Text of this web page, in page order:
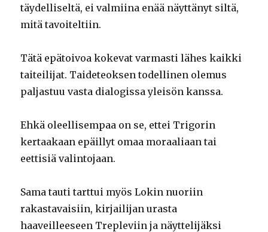
täydelliseltä, ei valmiina enää näyttänyt siltä,
mitä tavoiteltiin.
Tätä epätoivoa kokevat varmasti lähes kaikki
taiteilijat. Taideteoksen todellinen olemus
paljastuu vasta dialogissa yleisön kanssa.
Ehkä oleellisempaa on se, ettei Trigorin
kertaakaan epäillyt omaa moraaliaan tai
eettisiä valintojaan.
Sama tauti tarttui myös Lokin nuoriin
rakastavaisiin, kirjailijan urasta
haaveilleeseen Trepleviin ja näyttelijäksi